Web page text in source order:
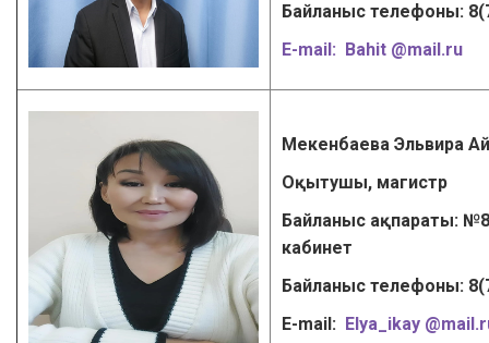
Байланыс телефоны:
Е-mail: Bahit @mail.ru
Мекенбаева Эльвира
Оқытушы, магистр
Байланыс ақпараты:
кабинет
Байланыс телефоны:
Е-mail: Elya_ikay